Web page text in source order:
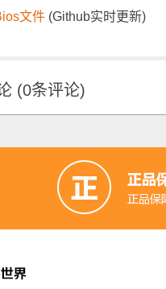
文件 (Github实时更新)
(0条评论)